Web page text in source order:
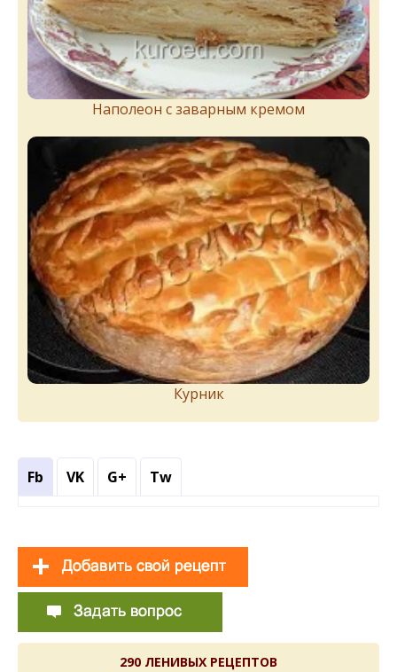
Наполеон с заварным кремом
Курник
Fb VK G+ Tw
290 ЛЕНИВЫХ РЕЦЕПТОВ